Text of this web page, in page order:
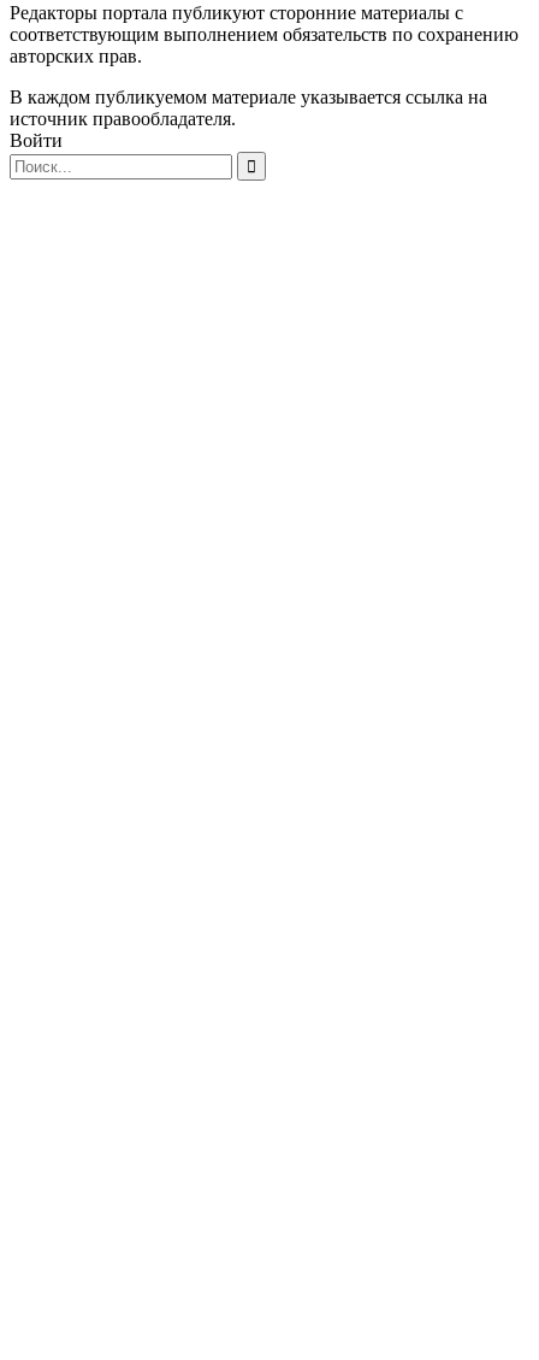
Редакторы портала публикуют сторонние материалы с
соответствующим выполнением обязательств по сохранению
авторских прав.
В каждом публикуемом материале указывается ссылка на
источник правообладателя.
Войти